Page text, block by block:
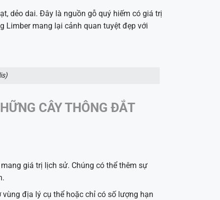
dẻo dai. Đây là nguồn gỗ quý hiếm có giá trị
Limber mang lại cảnh quan tuyệt đẹp với
CÂY THÔNG ĐẮT
giá trị lịch sử. Chúng có thể thêm sự
địa lý cụ thể hoặc chỉ có số lượng hạn